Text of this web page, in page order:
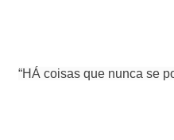
“HÁ coisas que nunca se